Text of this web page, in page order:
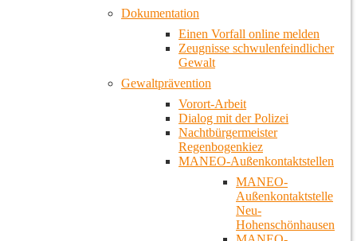
Dokumentation
Einen Vorfall online melden
Zeugnisse schwulenfeindlicher
Gewalt
Gewaltprävention
Vorort-Arbeit
Dialog mit der Polizei
Nachtbürgermeister
Regenbogenkiez
MANEO-Außenkontaktstellen
MANEO-
Außenkontaktstelle
Neu-
Hohenschönhausen